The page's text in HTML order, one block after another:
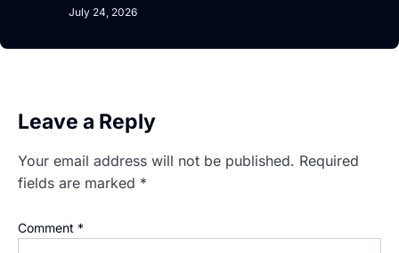
July 24, 2026
Leave a Reply
Your email address will not be published. Required
fields are marked *
Comment *